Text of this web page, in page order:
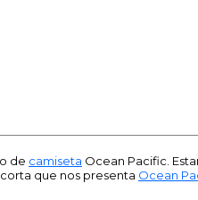
de camiseta Ocean Pacific.
que nos presenta Ocean